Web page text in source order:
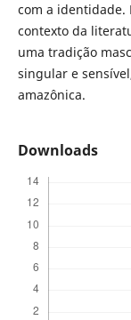
com a identidade.
contexto da
uma tradição
singular e
amazônica.
Downloads